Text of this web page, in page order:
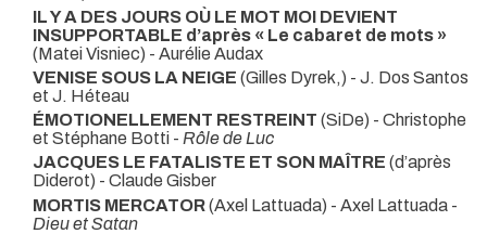
IL Y A DES JOURS OÙ LE MOT MOI DEVIENT
INSUPPORTABLE d’après « Le cabaret de mots »
(Matei Visniec) - Aurélie Audax
VENISE SOUS LA NEIGE (Gilles Dyrek,) - J. Dos Santos
et J. Héteau
ÉMOTIONELLEMENT RESTREINT (SiDe) - Christophe
et Stéphane Botti - Rôle de Luc
JACQUES LE FATALISTE ET SON MAÎTRE (d’après
Diderot) - Claude Gisber
MORTIS MERCATOR(Axel Lattuada) - Axel Lattuada -
Dieu et Satan